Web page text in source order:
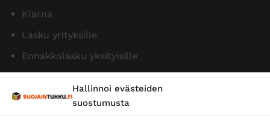
Hallinnoi evästeiden
suostumusta
Klarna
Lasku yrityksille
Ennakkolasku yksityisille